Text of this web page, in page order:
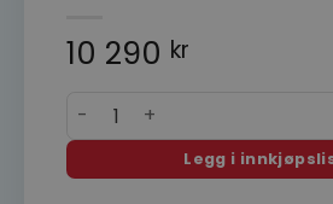
10 290 kr
Finestra balkongdør
Legg i